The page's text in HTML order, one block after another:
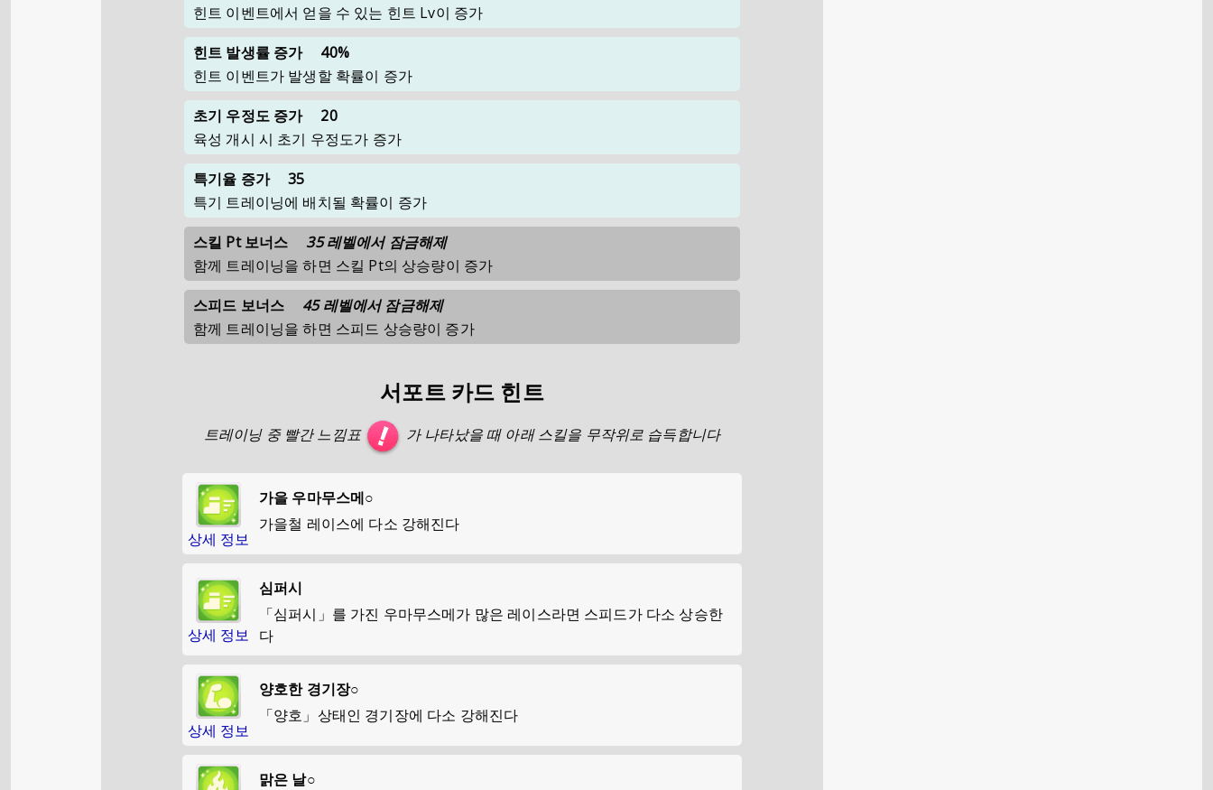
힌트 이벤트에서 얻을 수 있는 힌트 Lv이 증가
힌트 발생률 증가
40%
힌트 이벤트가 발생할 확률이 증가
초기 우정도 증가
20
육성 개시 시 초기 우정도가 증가
특기율 증가
35
특기 트레이닝에 배치될 확률이 증가
스킬 Pt 보너스
35 레벨에서 잠금해제
함께 트레이닝을 하면 스킬 Pt의 상승량이 증가
스피드 보너스
45 레벨에서 잠금해제
함께 트레이닝을 하면 스피드 상승량이 증가
서포트 카드 힌트
트레이닝 중 빨간 느낌표 가 나타났을 때 아래 스킬을 무작위로 습득합니다
상세 정보
가을 우마무스메○
가을철 레이스에 다소 강해진다
상세 정보
심퍼시
「심퍼시」를 가진 우마무스메가 많은 레이스라면 스피드가 다소 상승한
다
상세 정보
양호한 경기장○
「양호」상태인 경기장에 다소 강해진다
맑은 날○